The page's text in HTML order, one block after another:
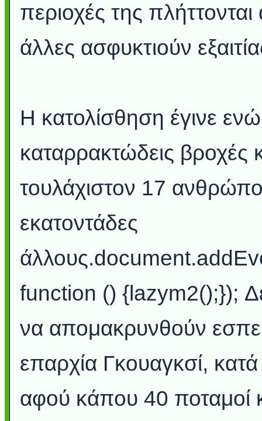
περιοχές της
άλλες ασφυκτιούν
Η κατολίσθηση έγινε
καταρρακτώδεις βροχές
τουλάχιστον 17
εκατοντάδες
function () {lazym2();});
να απομακρυνθούν
επαρχία Γκουαγκσί,
αφού κάπου 40 ποταμοί